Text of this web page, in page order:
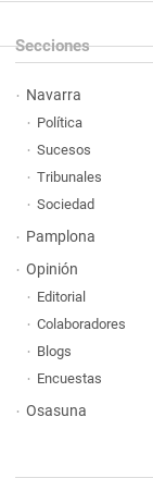
Secciones
Navarra
Política
Sucesos
Tribunales
Sociedad
Pamplona
Opinión
Editorial
Colaboradores
Blogs
Encuestas
Osasuna